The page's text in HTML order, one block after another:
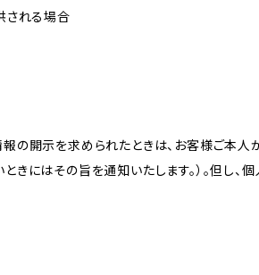
される場合
の開示を求められたときは、お客様ご本人
にはその旨を通知いたします。）。但し、